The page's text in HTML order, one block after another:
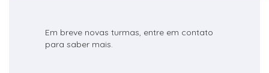
Em breve novas turmas, entre em contato
para saber mais.